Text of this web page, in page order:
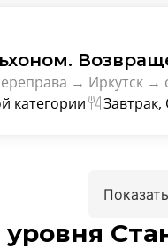
→ Иркутск →
категории